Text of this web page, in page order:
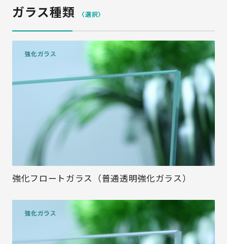
ガラス種類 〈選択〉
強化フロートガラス（普通透明強化ガラス）